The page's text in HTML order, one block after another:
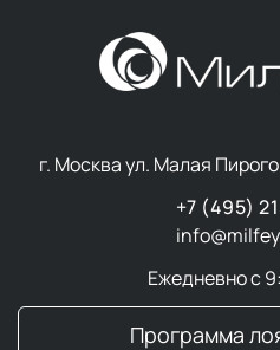
г. Москва ул. Малая
+7 (495)
Ежедневно с
Программа